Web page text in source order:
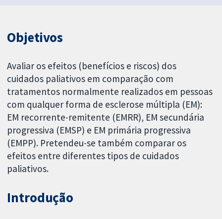
Objetivos
Avaliar os efeitos (benefícios e riscos) dos
cuidados paliativos em comparação com
tratamentos normalmente realizados em pessoas
com qualquer forma de esclerose múltipla (EM):
EM recorrente-remitente (EMRR), EM secundária
progressiva (EMSP) e EM primária progressiva
(EMPP). Pretendeu-se também comparar os
efeitos entre diferentes tipos de cuidados
paliativos.
Introdução